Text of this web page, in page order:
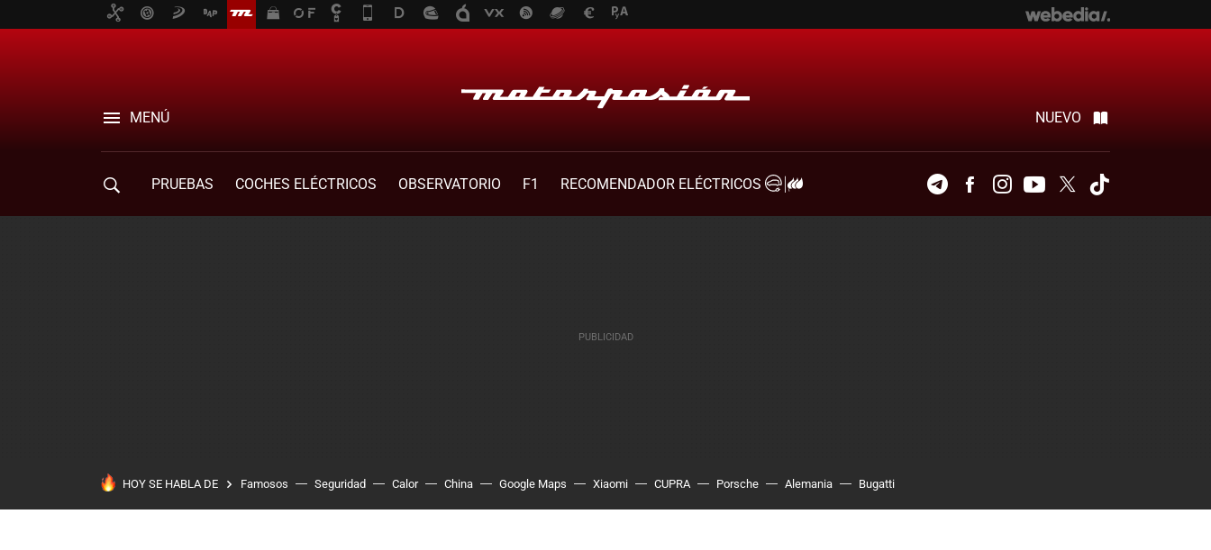
MENÚ NUEVO
PRUEBAS COCHES ELÉCTRICOS OBSERVATORIO F1
RECOMENDADOR ELÉCTRICOS
TelegramFacebookInstagramYoutubeTwitter
HOY SE HABLA DE Famosos Seguridad Calor China Google Maps Xiaomi CUPRA Porsche Alemania Bugatti